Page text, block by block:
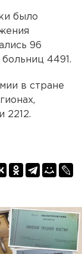
было
96
4491.
в стране
2212.